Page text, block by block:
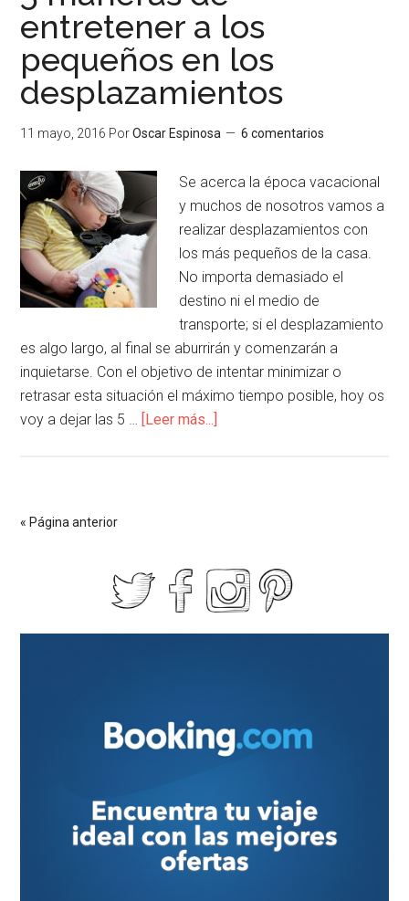
entretener a los
pequeños en los
desplazamientos
11 mayo, 2016 PorOscar Espinosa 6 comentarios
Se acerca la época vacacional
y muchos de nosotros vamos a
realizar desplazamientos con
los más pequeños de la casa.
No importa demasiado el
destino ni el medio de
transporte; si el desplazamiento
es algo largo, al final se aburrirán y comenzarán a
inquietarse. Con el objetivo de intentar minimizar o
retrasar esta situación el máximo tiempo posible, hoy os
voy a dejar las 5 … [Leer más...]
« Página anterior